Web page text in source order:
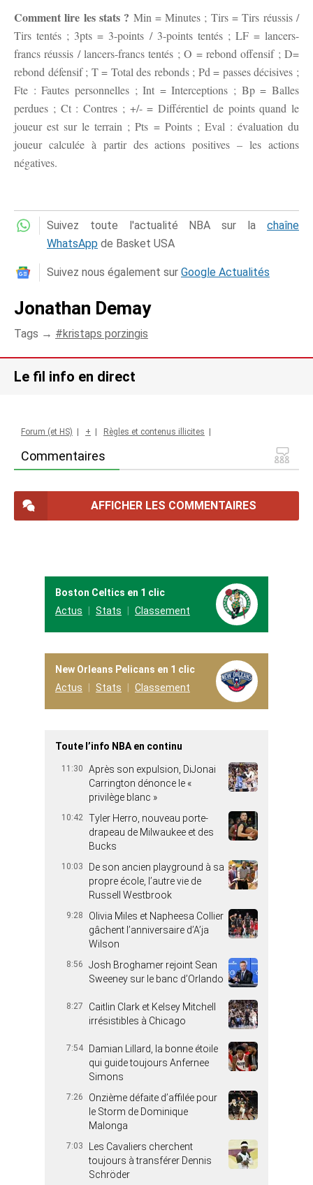
Comment lire les stats ? Min = Minutes ; Tirs = Tirs réussis /
Tirs tentés ; 3pts = 3-points / 3-points tentés ; LF = lancers-
francs réussis / lancers-francs tentés ; O = rebond offensif ; D=
rebond défensif ; T = Total des rebonds ; Pd = passes décisives ;
Fte : Fautes personnelles ; Int = Interceptions ; Bp = Balles
perdues ; Ct : Contres ; +/- = Différentiel de points quand le
joueur est sur le terrain ; Pts = Points ; Eval : évaluation du
joueur calculée à partir des actions positives – les actions
négatives.
Suivez toute l'actualité NBA sur la chaîne
WhatsApp de Basket USA
Suivez nous également sur Google Actualités
Jonathan Demay
Tags → kristaps porzingis
Le fil info en direct
Commentaires
Forum (et HS) | + | Règles et contenus illicites |
AFFICHER LES COMMENTAIRES
Boston Celtics en 1 clic
Actus
Stats Classement
New Orleans Pelicans en 1 clic
Actus
Stats Classement
Toute l’info NBA en continu
11:30
Après son expulsion, DiJonai
Carrington dénonce le «
privilège blanc »
10:42 Tyler Herro, nouveau porte-
drapeau de Milwaukee et des
Bucks
10:03
De son ancien playground à sa
propre école, l’autre vie de
Russell Westbrook
9:28
Olivia Miles et Napheesa Collier
gâchent l’anniversaire d’A’ja
Wilson
8:56
Josh Broghamer rejoint Sean
Sweeney sur le banc d’Orlando
8:27
Caitlin Clark et Kelsey Mitchell
irrésistibles à Chicago
7:54
Damian Lillard, la bonne étoile
qui guide toujours Anfernee
Simons
7:26
Onzième défaite d’affilée pour
le Storm de Dominique
Malonga
7:03
Les Cavaliers cherchent
toujours à transférer Dennis
Schröder